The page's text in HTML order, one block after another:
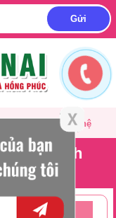
Liên hệ
bệnh
24/24